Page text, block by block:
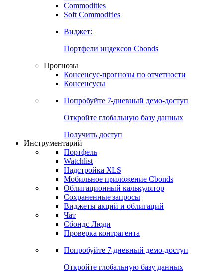
Commodities
Soft Commodities
Виджет:
Портфели индексов Cbonds
Прогнозы
Консенсус-прогнозы по отчетности
Консенсусы
Попробуйте 7-дневный демо-доступ
Откройте глобальную базу данных
Получить доступ
Инструментарий
Портфель
Watchlist
Надстройка XLS
Мобильное приложение Cbonds
Облигационный калькулятор
Сохраненные запросы
Виджеты акций и облигаций
Чат
Сбондс Люди
Проверка контрагента
Попробуйте 7-дневный демо-доступ
Откройте глобальную базу данных